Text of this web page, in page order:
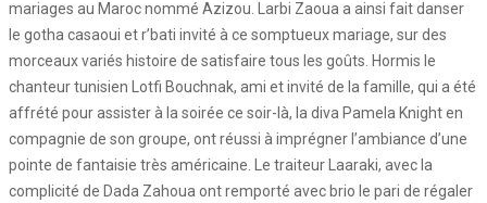
mariages au Maroc nommé Azizou. Larbi Zaoua a ainsi fait danser
le gotha casaoui et r’bati invité à ce somptueux mariage, sur des
morceaux variés histoire de satisfaire tous les goûts. Hormis le
chanteur tunisien Lotfi Bouchnak, ami et invité de la famille, qui a été
affrété pour assister à la soirée ce soir-là, la diva Pamela Knight en
compagnie de son groupe, ont réussi à imprégner l’ambiance d’une
pointe de fantaisie très américaine. Le traiteur Laaraki, avec la
complicité de Dada Zahoua ont remporté avec brio le pari de régaler